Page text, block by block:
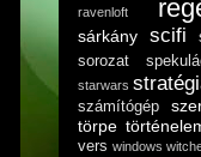
ravenloft
sárkány scifi
sorozat
starwars
számítógép
törpe
vers windows